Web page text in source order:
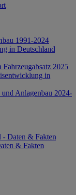
1991-2024
in Deutschland
2025
in
Anlagenbau 2024-
- Daten & Fakten
& Fakten